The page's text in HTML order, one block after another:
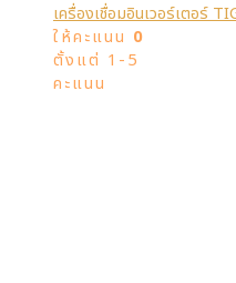
เครื่องเชื่อมอินเวอร์เตอร์
ให้คะแนน 0
ตั้งแต่ 1-5
คะแนน